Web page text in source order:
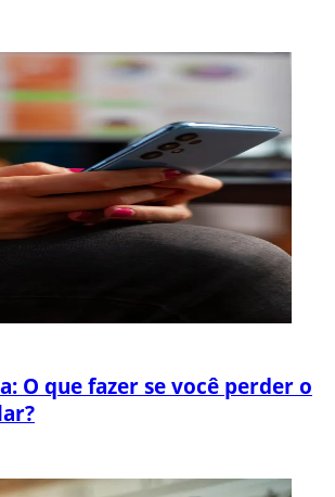
O que fazer se você perder o